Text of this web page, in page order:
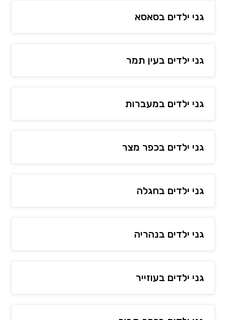
גני ילדים בסאסא
גני ילדים בעין תמר
גני ילדים במעברות
גני ילדים בכפר מצר
גני ילדים בחגלה
גני ילדים בנהריה
גני ילדים בעוזייר